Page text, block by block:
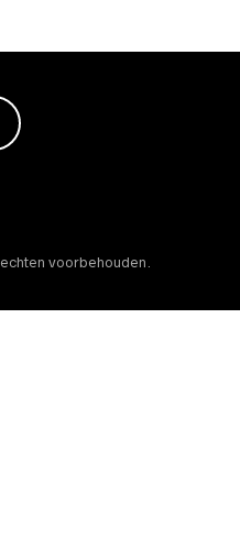
voorbehouden.